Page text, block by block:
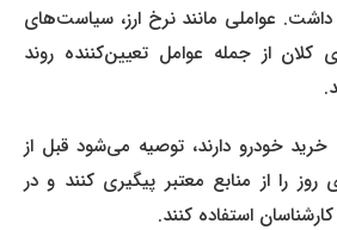
عواملی مانند نرخ ارز، سیاست‌های
از جمله عوامل تعیین‌کننده روند
خودرو دارند، توصیه می‌شود قبل از
را از منابع معتبر پیگیری کنند و در
استفاده کنند.